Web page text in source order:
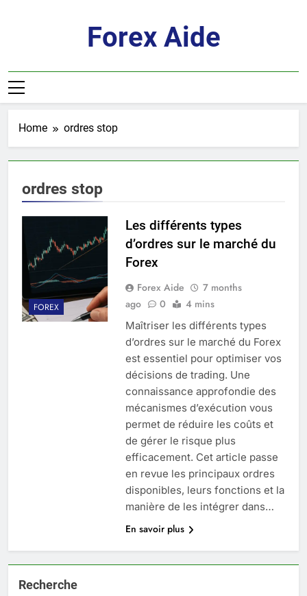
Forex Aide
Home ordres stop
ordres stop
FOREX
Les différents types
d’ordres sur le marché du
Forex
Forex Aide
7 months
ago
0 4 mins
Maîtriser les différents types
d’ordres sur le marché du Forex
est essentiel pour optimiser vos
décisions de trading. Une
connaissance approfondie des
mécanismes d’exécution vous
permet de réduire les coûts et
de gérer le risque plus
efficacement. Cet article passe
en revue les principaux ordres
disponibles, leurs fonctions et la
manière de les intégrer dans…
En savoir plus
Recherche